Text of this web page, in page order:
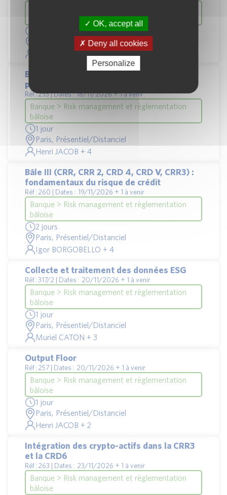
Paris, Présentiel/Distanciel
Véronique BRESSON + 3
Bâle III (CRR, CRR 2, CRD IV, CRD V) : fonds
propres et ratio de levier
Réf : 255 | Dates : 18/11/2026 + 1 à venir
Banque > Risk management et règlementation
bâloise
1 jour
Paris, Présentiel/Distanciel
Henri JACOB + 4
Bâle III (CRR, CRR 2, CRD 4, CRD V, CRR3) :
fondamentaux du risque de crédit
Réf : 260 | Dates : 19/11/2026 + 1 à venir
Banque > Risk management et règlementation
bâloise
2 jours
Paris, Présentiel/Distanciel
Igor BORGOBELLO + 4
Collecte et traitement des données ESG
Réf : 317/2 | Dates : 20/11/2026 + 1 à venir
Banque > Risk management et règlementation
bâloise
1 jour
Paris, Présentiel/Distanciel
Muriel CATON + 3
Output Floor
Réf : 257 | Dates : 20/11/2026 + 1 à venir
Banque > Risk management et règlementation
bâloise
1 jour
Paris, Présentiel/Distanciel
Henri JACOB + 2
Intégration des crypto-actifs dans la CRR3
et la CRD6
Réf : 263 | Dates : 23/11/2026 + 1 à venir
Banque > Risk management et règlementation
bâloise
OK, accept all
Deny all cookies
Personalize